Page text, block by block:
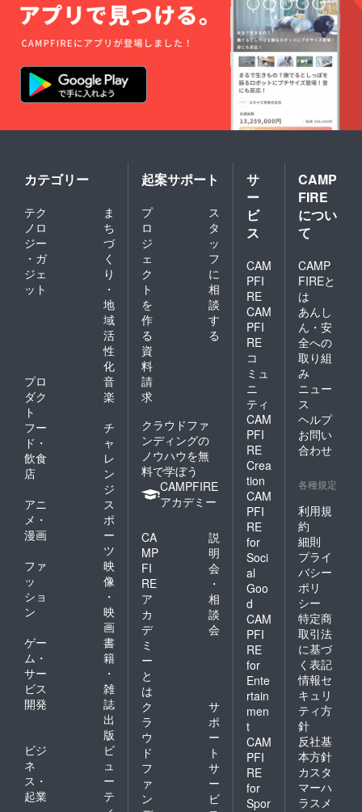
カテゴリー
テク
ノロ
ジー
・ガ
ジェ
ット
ま
ち
づ
く
り
・
地
域
活
性
化
プロ
ダク
ト
音
楽
フー
ド・
飲食
店
チ
ャ
レ
ン
ジ
アニ
メ・
漫画
ス
ポ
ー
ツ
ファ
ッ
ショ
ン
映
像
・
映
画
ゲー
ム・
サー
ビス
開発
書
籍
・
雑
誌
出
版
ビジ
ネ
ス・
起業
ビ
ュ
ー
テ
起案サポート
プ
ロ
ジ
ェ
ク
ト
を
作
る
ス
タ
ッ
フ
に
相
談
す
る
資
料
請
求
クラウドファ
ンディングの
ノウハウを無
料で学ぼう
CAMPFIRE
アカデミー
CA
MP
FI
RE
ア
カ
デ
ミ
ー
と
は
説
明
会
・
相
談
会
ク
ラ
ウ
ド
フ
ァ
ン
サ
ポ
ー
ト
サ
ー
ビ
サ
ー
ビ
ス
CAM
PFI
RE
CAM
PFI
RE
コ
ミュ
ニ
ティ
CAM
PFI
RE
Crea
tion
CAM
PFI
RE
for
Soci
al
Goo
d
CAM
PFI
RE
for
Ente
rtain
men
t
CAM
PFI
RE
for
Spor
CAMP
FIRE
につい
て
CAMP
FIREと
は
あんし
ん・安
全への
取り組
み
ニュー
ス
ヘルプ
お問い
合わせ
各種規定
利用規
約
細則
プライ
バシー
ポリ
シー
特定商
取引法
に基づ
く表記
情報セ
キュリ
ティ方
針
反社基
本方針
カスタ
マーハ
ラスメ